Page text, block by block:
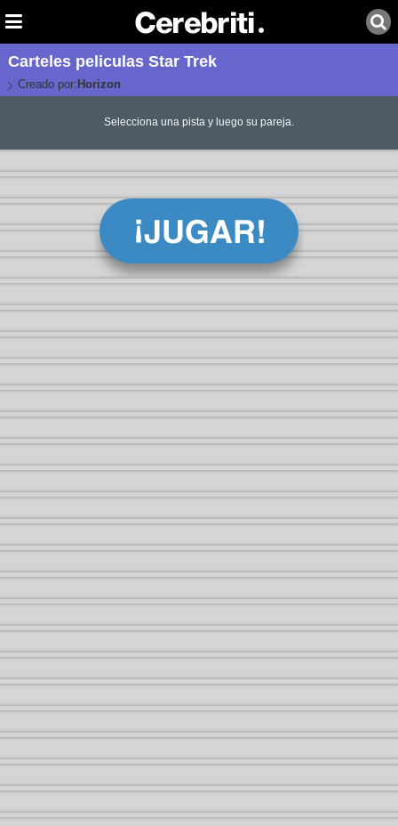
Carteles peliculas Star Trek
Creado por: Horizon
Selecciona una pista y luego su pareja.